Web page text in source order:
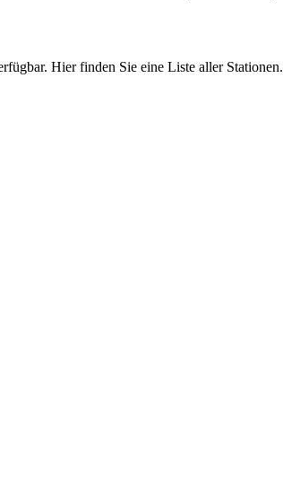
Hier finden Sie eine Liste aller Stationen.